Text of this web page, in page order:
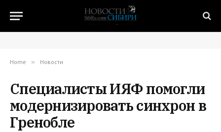
Home » Новости
Специалисты ИЯФ помогли
модернизировать синхрон в
Гренобле